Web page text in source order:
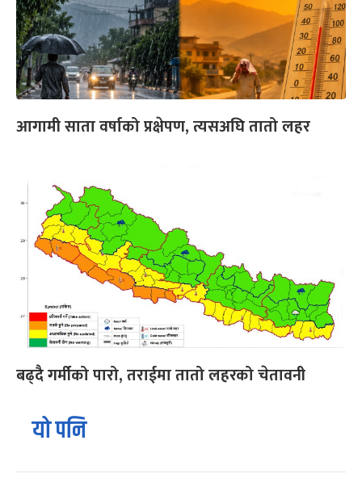
आगामी साता वर्षाको प्रक्षेपण, त्यसअघि तातो लहर
बढ्दै गर्मीको पारो, तराईमा तातो लहरको चेतावनी
यो पनि